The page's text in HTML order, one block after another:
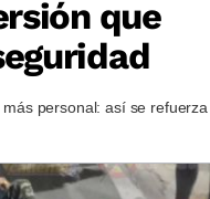
que
personal: así se refuerza